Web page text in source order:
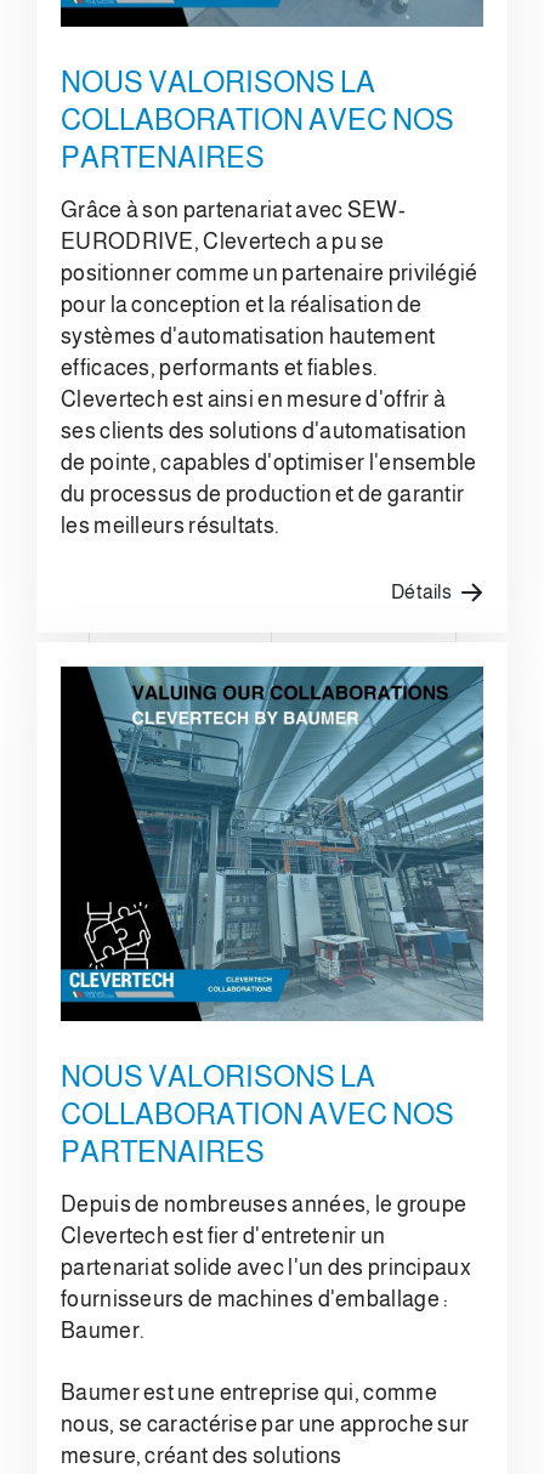
NOUS VALORISONS LA
COLLABORATION AVEC NOS
PARTENAIRES
Grâce à son partenariat avec SEW-
EURODRIVE, Clevertech a pu se
positionner comme un partenaire privilégié
pour la conception et la réalisation de
systèmes d'automatisation hautement
efficaces, performants et fiables.
Clevertech est ainsi en mesure d'offrir à
ses clients des solutions d'automatisation
de pointe, capables d'optimiser l'ensemble
du processus de production et de garantir
les meilleurs résultats.
Détails
NOUS VALORISONS LA
COLLABORATION AVEC NOS
PARTENAIRES
Depuis de nombreuses années, le groupe
Clevertech est fier d'entretenir un
partenariat solide avec l'un des principaux
fournisseurs de machines d'emballage :
Baumer.
Baumer est une entreprise qui, comme
nous, se caractérise par une approche sur
mesure, créant des solutions